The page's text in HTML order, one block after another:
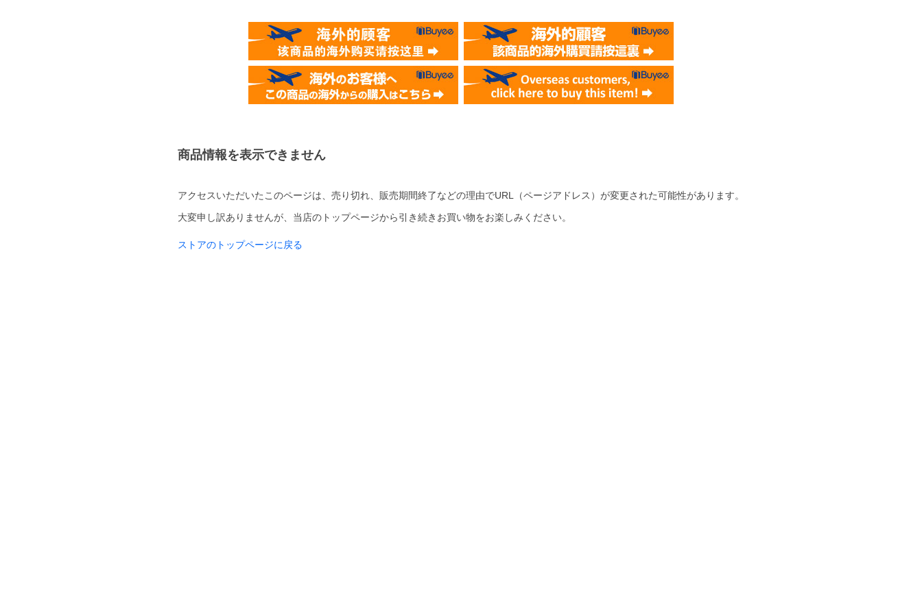
商品情報を表示できません
アクセスいただいたこのページは、売り切れ、販売期間終了などの理由でURL（ページアドレス）が変更された可能性があります。
大変申し訳ありませんが、当店のトップページから引き続きお買い物をお楽しみください。
ストアのトップページに戻る